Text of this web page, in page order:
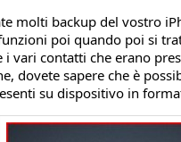
molti backup del vostro
poi quando poi si
i vari contatti che erano
dovete sapere che è
su dispositivo in